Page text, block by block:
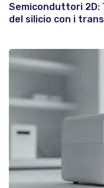
Semiconduttori 2D:
del silicio con i